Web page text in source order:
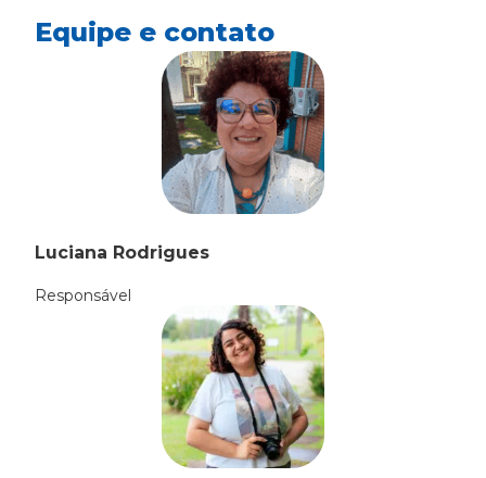
Equipe e contato
Luciana Rodrigues
Responsável